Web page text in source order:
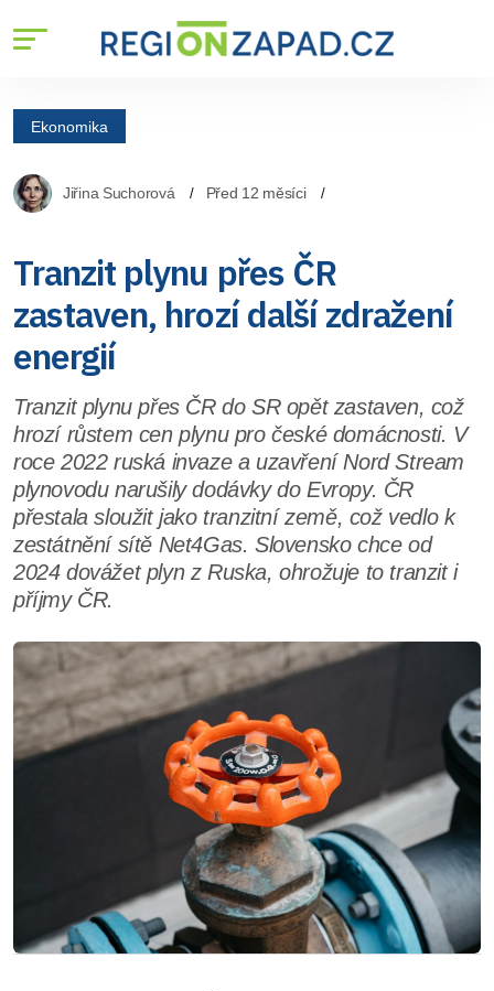
Ekonomika
Jiřina Suchorová Před 12 měsíci
Tranzit plynu přes ČR
zastaven, hrozí další zdražení
energií
Tranzit plynu přes ČR do SR opět zastaven, což
hrozí růstem cen plynu pro české domácnosti. V
roce 2022 ruská invaze a uzavření Nord Stream
plynovodu narušily dodávky do Evropy. ČR
přestala sloužit jako tranzitní země, což vedlo k
zestátnění sítě Net4Gas. Slovensko chce od
2024 dovážet plyn z Ruska, ohrožuje to tranzit i
příjmy ČR.